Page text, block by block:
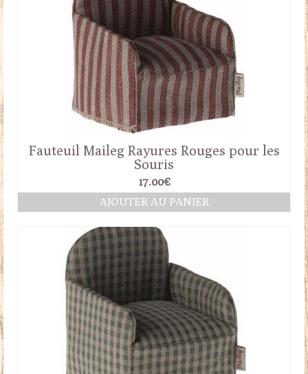
Fauteuil Maileg Rayures Rouges pour les
Souris
17.00€
AJOUTER AU PANIER